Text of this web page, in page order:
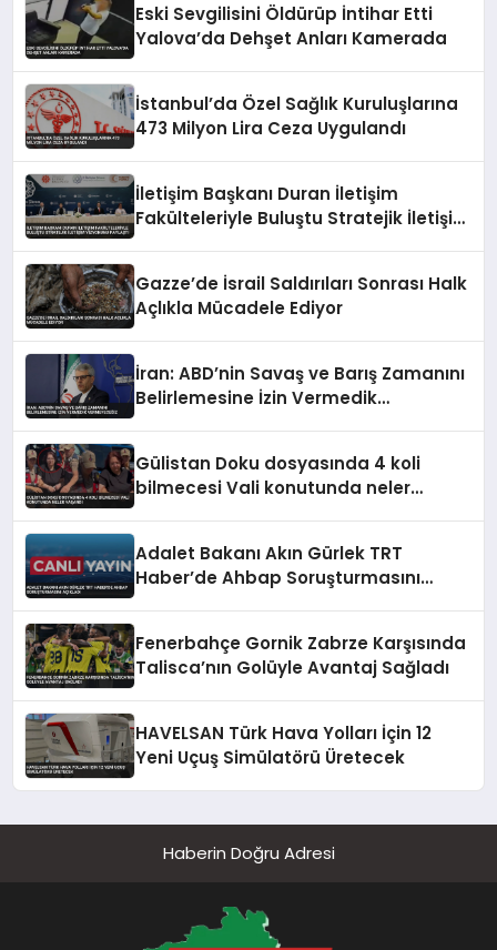
Eski Sevgilisini Öldürüp İntihar Etti
Yalova’da Dehşet Anları Kamerada
İstanbul’da Özel Sağlık Kuruluşlarına
473 Milyon Lira Ceza Uygulandı
İletişim Başkanı Duran İletişim
Fakülteleriyle Buluştu Stratejik İletişim
Gazze’de İsrail Saldırıları Sonrası Halk
Açlıkla Mücadele Ediyor
İran: ABD’nin Savaş ve Barış Zamanını
Belirlemesine İzin Vermedik
Gülistan Doku dosyasında 4 koli
bilmecesi Vali konutunda neler
Adalet Bakanı Akın Gürlek TRT
Haber’de Ahbap Soruşturmasını
Fenerbahçe Gornik Zabrze Karşısında
Talisca’nın Golüyle Avantaj Sağladı
HAVELSAN Türk Hava Yolları İçin 12
Yeni Uçuş Simülatörü Üretecek
Haberin Doğru Adresi